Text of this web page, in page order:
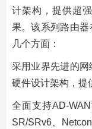
计架构，提供超
果。该系列路由
几个方面：
采用业界先进的
硬件设计架构，提
全面支持AD-
SR/SRv6、